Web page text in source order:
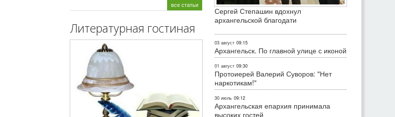
все статьи
Литературная гостиная
Сергей Степашин вдохнул
архангельской благодати
03 август 09:15
Архангельск. По главной улице с иконой
01 август 09:30
Протоиерей Валерий Суворов: "Нет
наркотикам!"
30 июль 09:12
Архангельская епархия принимала
высоких гостей